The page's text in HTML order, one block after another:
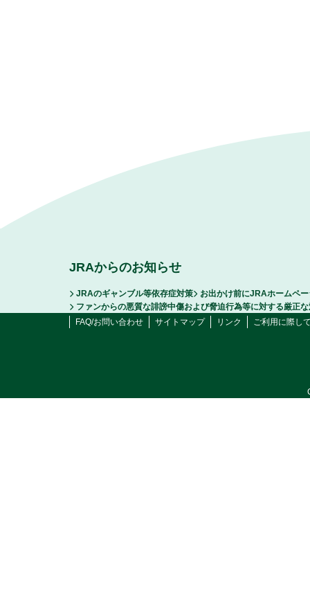
JRAからのお知らせ
JRAのギャンブル等依存症対策
お出かけ前にJRAホームペ
ファンからの悪質な誹謗中傷および脅迫行為等に対する厳正
FAQ/お問い合わせ
サイトマップ リンク ご利用に際し